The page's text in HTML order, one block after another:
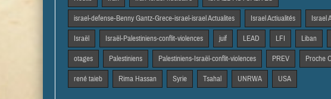
israel-defense-Benny Gantz-Grece-israel-israel Actualites Israel Actiualités Israel
Israël Israël-Palestiniens-conflit-violences juif LEAD LFI Liban
otages Palestiniens Palestiniens-Israël-conflit-violences PREV Proche
rené taieb Rima Hassan Syrie Tsahal UNRWA USA